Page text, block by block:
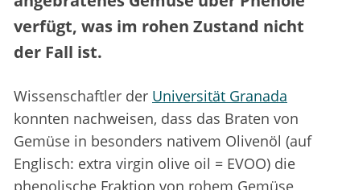
verfügt, was im rohen Zustand nicht
der Fall ist.
Wissenschaftler der Universität Granada
konnten nachweisen, dass das Braten von
Gemüse in besonders nativem Olivenöl (auf
Englisch: extra virgin olive oil = EVOO) die